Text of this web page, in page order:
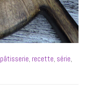
pâtisserie recette série